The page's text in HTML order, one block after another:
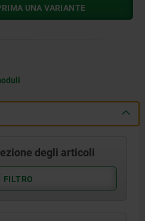
UNA VARIANTE
degli articoli
FILTRO